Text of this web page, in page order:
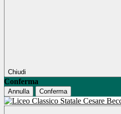
Chiudi
Conferma
Annulla Conferma